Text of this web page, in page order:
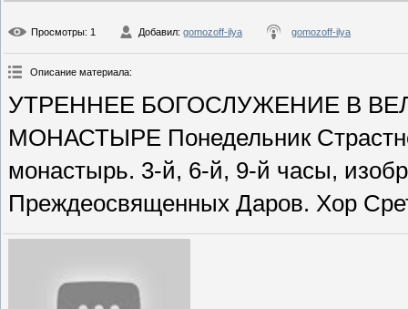
Просмотры: 1 Добавил: gomozoff-ilya gomozoff-ilya
Описание материала:
УТРЕННЕЕ БОГОСЛУЖЕНИЕ В
МОНАСТЫРЕ Понедельник
монастырь. 3-й, 6-й, 9-й часы,
Преждеосвященных Даров. Хор